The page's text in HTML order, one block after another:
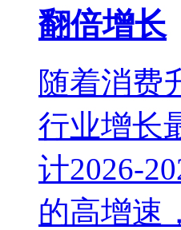
翻倍增长
随着消费
行业增长
计2026-
的高增速